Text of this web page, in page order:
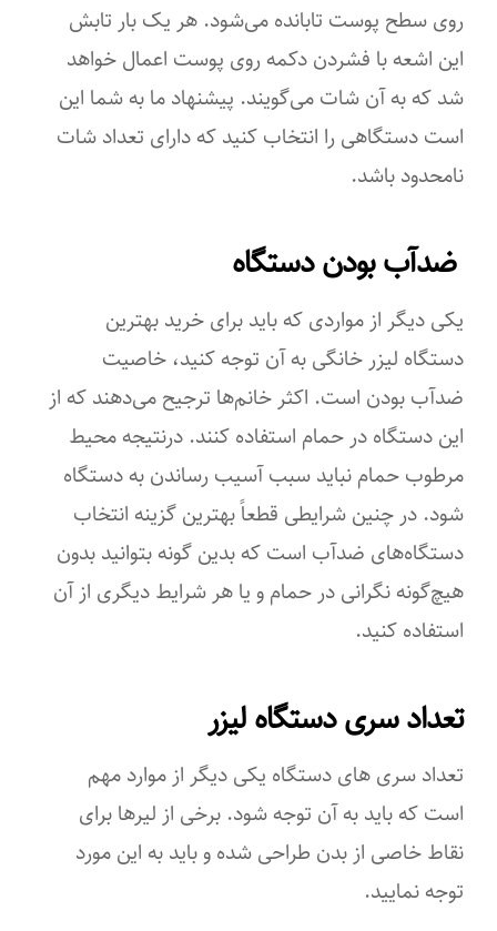
روی سطح پوست تابانده می‌شود. هر یک ‌بار تابش
این اشعه با فشردن دکمه روی پوست اعمال خواهد
شد که به آن شات می‌گویند. پیشنهاد ما به شما این
است دستگاهی را انتخاب کنید که دارای تعداد شات
نامحدود باشد.
ضدآب بودن دستگاه
یکی دیگر از مواردی که باید برای خرید بهترین
دستگاه لیزر خانگی به آن توجه کنید، خاصیت
ضدآب بودن است. اکثر خانم‌ها ترجیح می‌دهند که از
این دستگاه در حمام استفاده کنند. درنتیجه محیط
مرطوب حمام نباید سبب آسیب رساندن به دستگاه
شود. در چنین شرایطی قطعاً بهترین گزینه انتخاب
دستگاه‌های ضدآب است که بدین گونه بتوانید بدون
هیچ‌گونه نگرانی در حمام و یا هر شرایط دیگری از آن
استفاده کنید.
تعداد سری دستگاه لیزر
تعداد سری های دستگاه یکی دیگر از موارد مهم
است که باید به آن توجه شود. برخی از لیرها برای
نقاط خاصی از بدن طراحی شده و باید به این مورد
توجه نمایید.